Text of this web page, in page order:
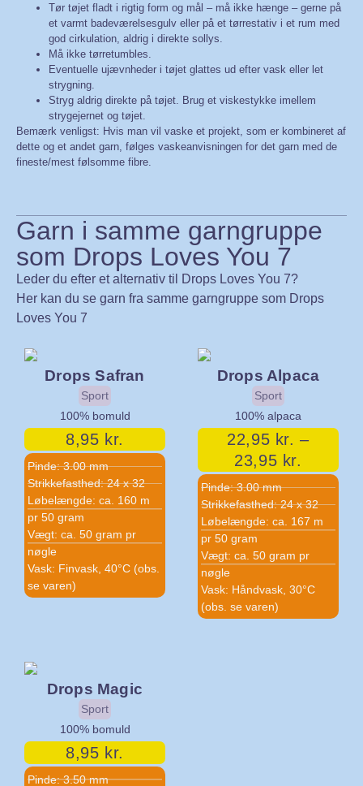
Tør tøjet fladt i rigtig form og mål – må ikke hænge – gerne på
et varmt badeværelsesgulv eller på et tørrestativ i et rum med
god cirkulation, aldrig i direkte sollys.
Må ikke tørretumbles.
Eventuelle ujævnheder i tøjet glattes ud efter vask eller let
strygning.
Stryg aldrig direkte på tøjet. Brug et viskestykke imellem
strygejernet og tøjet.
Bemærk venligst: Hvis man vil vaske et projekt, som er kombineret af
dette og et andet garn, følges vaskeanvisningen for det garn med de
fineste/mest følsomme fibre.
Garn i samme garngruppe
som Drops Loves You 7
Leder du efter et alternativ til Drops Loves You 7?
Her kan du se garn fra samme garngruppe som Drops
Loves You 7
Drops Safran
Sport
100% bomuld
8,95 kr.
Pinde: 3.00 mm
Strikkefasthed: 24 x 32
Løbelængde: ca. 160 m
pr 50 gram
Vægt: ca. 50 gram pr
nøgle
Vask: Finvask, 40°C (obs.
se varen)
Drops Alpaca
Sport
100% alpaca
22,95 kr. –
23,95 kr.
Pinde: 3.00 mm
Strikkefasthed: 24 x 32
Løbelængde: ca. 167 m
pr 50 gram
Vægt: ca. 50 gram pr
nøgle
Vask: Håndvask, 30°C
(obs. se varen)
Drops Magic
Sport
100% bomuld
8,95 kr.
Pinde: 3.50 mm